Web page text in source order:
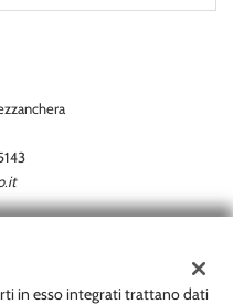
in esso integrati trattano dati